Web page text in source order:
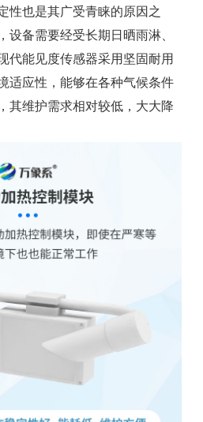
性也是其广受青睐的原因之
设备需要经受长期日晒雨淋、
代能见度传感器采用坚固耐用
适应性，能够在各种气候条件
其维护需求相对较低，大大降